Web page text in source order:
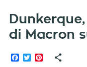
di Macron
Facebook
TwitterPinterest